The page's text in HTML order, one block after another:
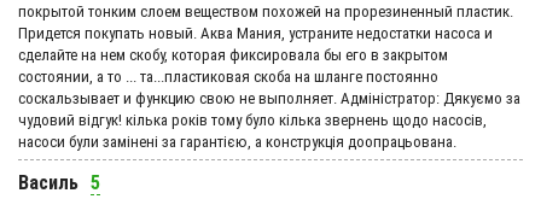
покрытой тонким слоем веществом похожей на прорезиненный пластик.
Придется покупать новый. Аква Мания, устраните недостатки насоса и
сделайте на нем скобу, которая фиксировала бы его в закрытом
состоянии, а то ... та...пластиковая скоба на шланге постоянно
соскальзывает и функцию свою не выполняет. Адмiнiстратор: Дякуємо за
чудовий вiдгук! кілька років тому було кілька звернень щодо насосів,
насоси були замінені за гарантією, а конструкція доопрацьована.
Василь 5